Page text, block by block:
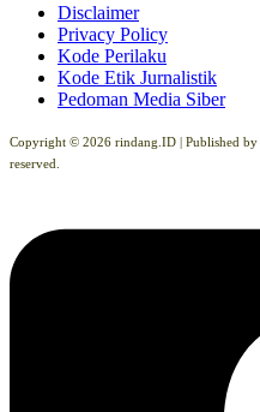
Disclaimer
Privacy Policy
Kode Perilaku
Kode Etik Jurnalistik
Pedoman Media Siber
Copyright © 2026 rindang.ID | Published by
reserved.